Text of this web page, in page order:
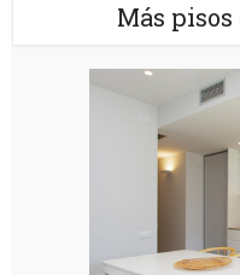
Más